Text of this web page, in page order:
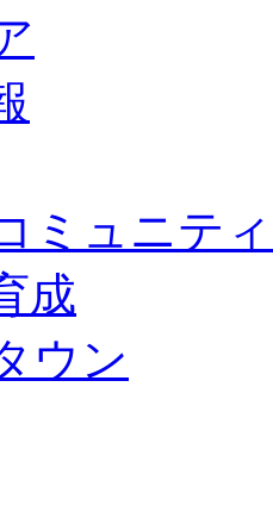
ニティ
（実店舗）
ーア）
ミュニティ
成
ウン